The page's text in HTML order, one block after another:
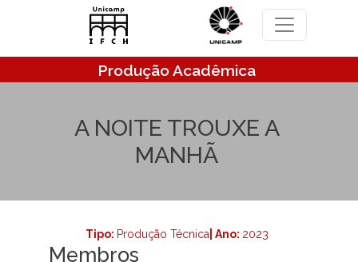
Pular para o conteúdo principal
Produção Acadêmica
A NOITE TROUXE A
MANHÃ
Tipo: Produção Técnica | Ano: 2023
Membros